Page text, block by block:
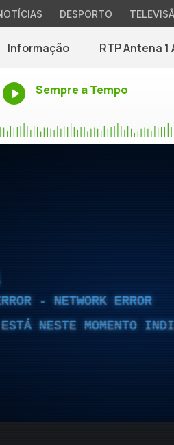
DESPORTO
Informação RTP Antena 1
Sempre a Tempo
- NETWORK ERROR
NESTE MOMENTO